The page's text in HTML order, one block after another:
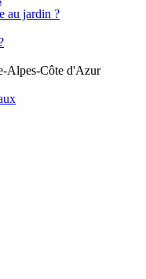
au jardin ?
Alpes-Côte d'Azur